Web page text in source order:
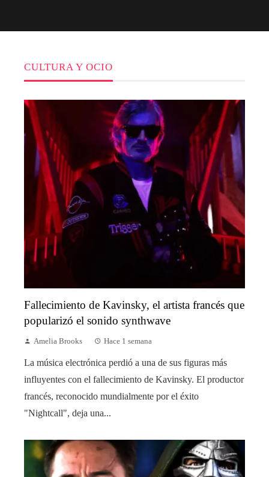
CULTURA Y OCIO
Fallecimiento de Kavinsky, el artista francés que
popularizó el sonido synthwave
Amelia Brooks Hace 1 semana
La música electrónica perdió a una de sus figuras más
influyentes con el fallecimiento de Kavinsky. El productor
francés, reconocido mundialmente por el éxito
"Nightcall", deja una...